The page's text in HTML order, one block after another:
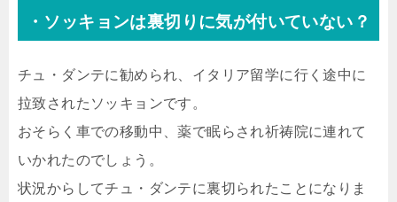
・ソッキョンは裏切りに気が付いていない？
チュ・ダンテに勧められ、イタリア留学に行く途中に
拉致されたソッキョンです。
おそらく車での移動中、薬で眠らされ祈祷院に連れて
いかれたのでしょう。
状況からしてチュ・ダンテに裏切られたことになりま